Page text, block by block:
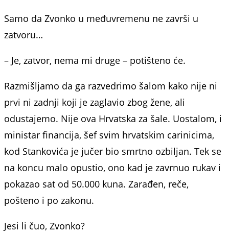
Samo da Zvonko u međuvremenu ne završi u
zatvoru…
– Je, zatvor, nema mi druge – potišteno će.
Razmišljamo da ga razvedrimo šalom kako nije ni
prvi ni zadnji koji je zaglavio zbog žene, ali
odustajemo. Nije ova Hrvatska za šale. Uostalom, i
ministar financija, šef svim hrvatskim carinicima,
kod Stankovića je jučer bio smrtno ozbiljan. Tek se
na koncu malo opustio, ono kad je zavrnuo rukav i
pokazao sat od 50.000 kuna. Zarađen, reče,
pošteno i po zakonu.
Jesi li čuo, Zvonko?